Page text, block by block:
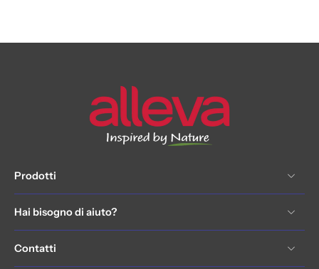
Prodotti
Hai bisogno di aiuto?
Contatti